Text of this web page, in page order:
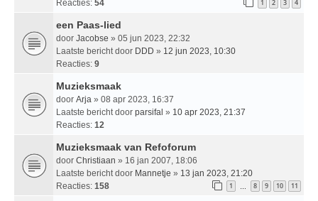
Reacties: 54 1 2 3 4
een Paas-lied
door Jacobse » 05 jun 2023, 22:32
Laatste bericht door DDD » 12 jun 2023, 10:30
Reacties: 9
Muzieksmaak
door Arja » 08 apr 2023, 16:37
Laatste bericht door parsifal » 10 apr 2023, 21:37
Reacties: 12
Muzieksmaak van Refoforum
door Christiaan » 16 jan 2007, 18:06
Laatste bericht door Mannetje » 13 jan 2023, 21:20
Reacties: 158 1 … 8 9 10 11